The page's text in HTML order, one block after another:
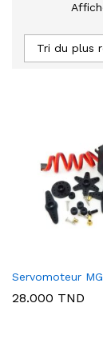
Tri du plus
Servomoteur
28.000 TND